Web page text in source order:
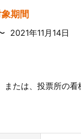
期間
2021年11月14日
または、投票所の看